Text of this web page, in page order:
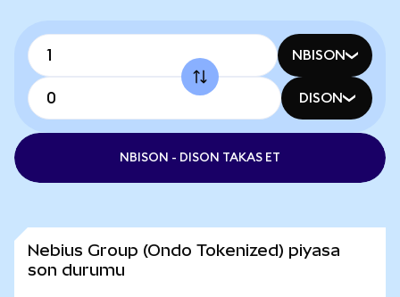
NBISON
DISON
NBISON - DISON TAKAS ET
Nebius Group (Ondo Tokenized) piyasa
son durumu